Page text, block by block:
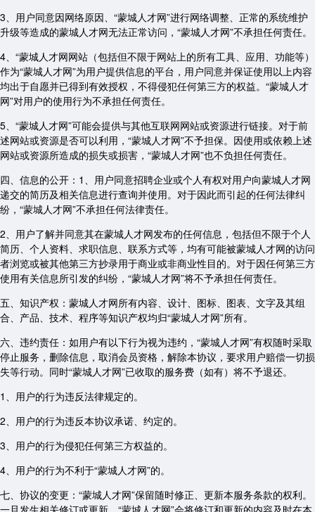
3、用户同意因网络原因、“蒙城人才网”进行网络调整、正常的系统维护
升级等造成的蒙城人才网无法正常访问，“蒙城人才网”不承担任何责任。
4、“蒙城人才网网站（包括但不限于网站上的所有工具、应用、功能等）
作为“蒙城人才网”为用户提供信息的平台，用户同意并保证使用以上内容
均出于自愿并已得到有效授权，不得侵犯任何第三方的权益。“蒙城人才
网”对用户的使用行为不承担任何责任。
5、“蒙城人才网”可能会提供与其他互联网网站或资源进行链接。对于前
述网站或资源是否可以利用，“蒙城人才网”不予担保。因使用或依赖上述
网站或资源所造成的损失或损害，“蒙城人才网”也不负担任何责任。
四、信息的公开：1、用户同意招聘企业或个人有权对用户向蒙城人才网
递交的简历及相关信息进行查询并使用。对于因此而引起的任何法律纠
纷，“蒙城人才网”不承担任何法律责任。
2、用户了解并同意其在蒙城人才网发布的任何信息，包括但不限于个人
简历、个人资料、求职信息、联系方式等，均有可能被蒙城人才网的访问
者浏览或被其他第三方抄录用于商业或非商业性目的。对于因任何第三方
使用有关信息所引发的纠纷，“蒙城人才网”将不予承担任何责任。
五、知识产权：蒙城人才网所有内容、设计、图标、图表、文字及其组
合、产品、技术、程序等知识产权均归“蒙城人才网”所有。
六、违约责任：如用户有以下行为视为违约，“蒙城人才网”有权随时采取
停止服务，删除信息，取消会员资格，解除本协议，要求用户赔偿一切损
失等行动。同时“蒙城人才网”已收取的服务费（如有）将不予退还。
1、用户的行为违反法律规定的。
2、用户的行为违反本协议承诺、约定的。
3、用户的行为侵犯任何第三方权益的。
4、用户的行为不利于“蒙城人才网”的。
七、协议的变更：“蒙城人才网”保留随时修正、更新本服务条款的权利。
一旦发生相关修订或更新，“蒙城人才网”会将修订和更新的内容及时在本